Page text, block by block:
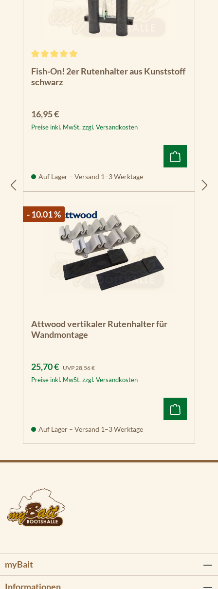
Fish-On! 2er Rutenhalter aus Kunststoff
schwarz
Regulärer Preis:
16,95 €
Preise inkl. MwSt. zzgl. Versandkosten
Auf Lager – Versand 1–3 Werktage
- 10.01 %
Attwood vertikaler Rutenhalter für
Wandmontage
Verkaufspreis:
25,70 € UVP Regulärer Preis:
28,56 €
Preise inkl. MwSt. zzgl. Versandkosten
Auf Lager – Versand 1–3 Werktage
myBait
Informationen